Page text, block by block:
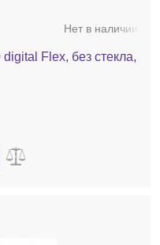
Нет в наличии
Flex, без стекла,